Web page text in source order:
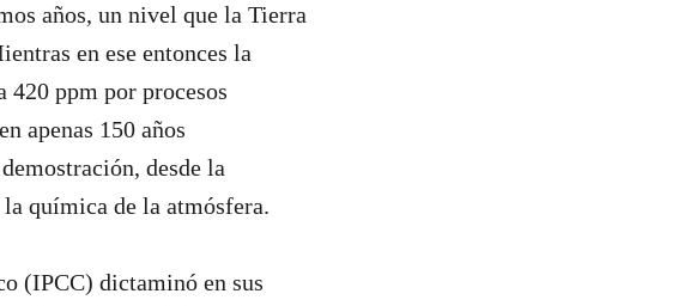
años, un nivel que la Tierra
en ese entonces la
420 ppm por procesos
apenas 150 años
desde la
química de la atmósfera.
(IPCC) dictaminó en sus